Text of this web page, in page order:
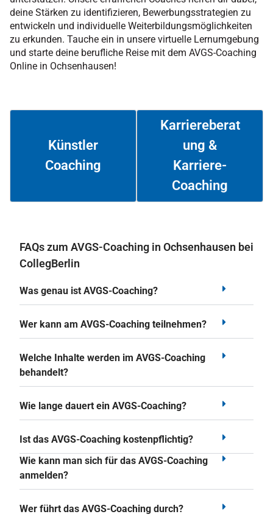
deine Stärken zu identifizieren, Bewerbungsstrategien zu
entwickeln und individuelle Weiterbildungsmöglichkeiten
zu erkunden. Tauche ein in unsere virtuelle Lernumgebung
und starte deine berufliche Reise mit dem AVGS-Coaching
Online in Ochsenhausen!
Künstler
Coaching
Weiterlesen
Karriereberat
ung &
Karriere-
Coaching
Weiterlesen
FAQs zum AVGS-Coaching in Ochsenhausen bei
CollegBerlin
Was genau ist AVGS-Coaching?
Wer kann am AVGS-Coaching teilnehmen?
Welche Inhalte werden im AVGS-Coaching
behandelt?
Wie lange dauert ein AVGS-Coaching?
Ist das AVGS-Coaching kostenpflichtig?
Wie kann man sich für das AVGS-Coaching
anmelden?
Wer führt das AVGS-Coaching durch?